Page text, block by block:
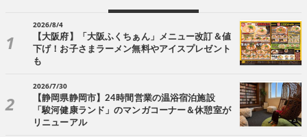
2026/8/4
【大阪府】「大阪ふくちぁん」メニュー改訂＆値
下げ！お子さまラーメン無料やアイスプレゼント
も
2026/7/30
【静岡県静岡市】24時間営業の温浴宿泊施設
「駿河健康ランド」のマンガコーナー＆休憩室が
リニューアル